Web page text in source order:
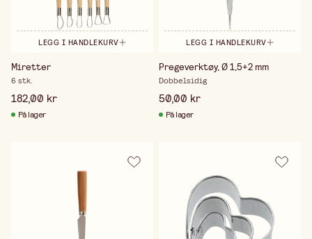
LEGG I HANDLEKURV
Miretter
6 stk.
182,00 kr
På lager
LEGG I HANDLEKURV
Pregeverktøy, Ø 1,5+2 mm
Dobbelsidig
50,00 kr
På lager